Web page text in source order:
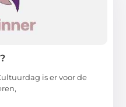
is er voor de